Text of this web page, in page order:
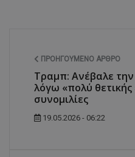
ΠΡΟΗΓΟΎΜΕΝΟ ΆΡΘΡΟ
Τραμπ: Ανέβαλε την
λόγω «πολύ θετικής
συνομιλίες
19.05.2026 - 06:22